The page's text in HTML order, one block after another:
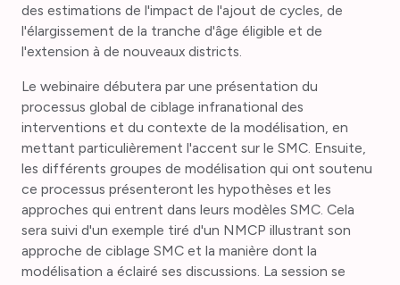
des estimations de l'impact de l'ajout de cycles, de
l'élargissement de la tranche d'âge éligible et de
l'extension à de nouveaux districts.
Le webinaire débutera par une présentation du
processus global de ciblage infranational des
interventions et du contexte de la modélisation, en
mettant particulièrement l'accent sur le SMC. Ensuite,
les différents groupes de modélisation qui ont soutenu
ce processus présenteront les hypothèses et les
approches qui entrent dans leurs modèles SMC. Cela
sera suivi d'un exemple tiré d'un NMCP illustrant son
approche de ciblage SMC et la manière dont la
modélisation a éclairé ses discussions. La session se